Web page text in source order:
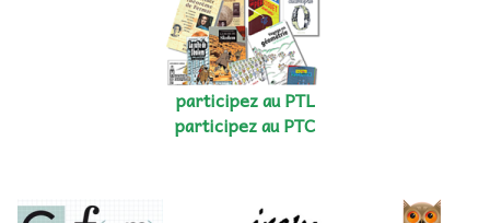
participez au PTL
participez au PTC